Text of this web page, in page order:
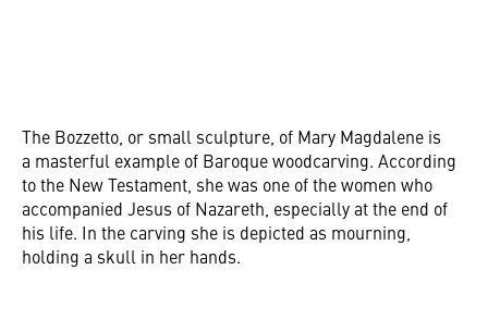
The Bozzetto, or small sculpture, of Mary Magdalene is
a masterful example of Baroque woodcarving. According
to the New Testament, she was one of the women who
accompanied Jesus of Nazareth, especially at the end of
his life. In the carving she is depicted as mourning,
holding a skull in her hands.